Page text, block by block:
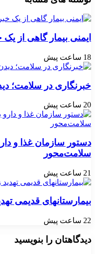
ایمنی بیمار گاهی از
18 ساعت پیش
خبرنگاری در سلامت؛
20 ساعت پیش
سلامت‌محور
21 ساعت پیش
بیمارستانهای قدیمی
22 ساعت پیش
دیدگاهتان را بنویسید